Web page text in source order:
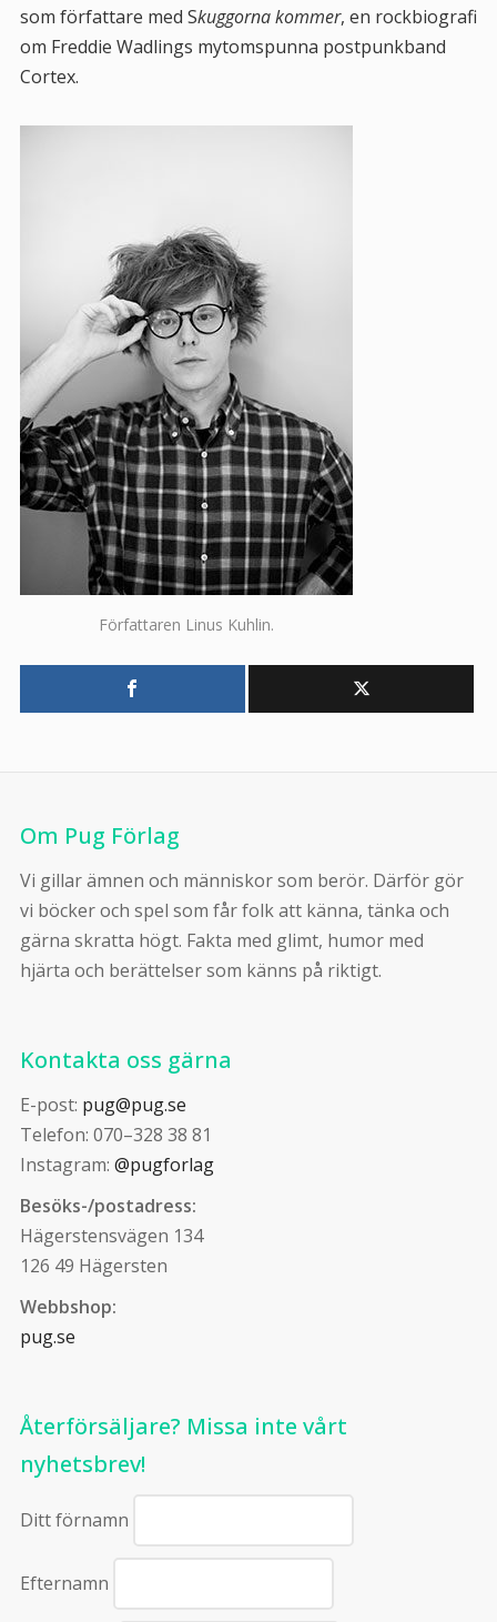
som författare med Skuggorna kommer, en rockbiografi
om Freddie Wadlings mytomspunna postpunkband
Cortex.
Författaren Linus Kuhlin.
Om Pug Förlag
Vi gillar ämnen och människor som berör. Därför gör
vi böcker och spel som får folk att känna, tänka och
gärna skratta högt. Fakta med glimt, humor med
hjärta och berättelser som känns på riktigt.
Kontakta oss gärna
E-post: pug@pug.se
Telefon: 070–328 38 81
Instagram: @pugforlag
Besöks-/postadress:
Hägerstensvägen 134
126 49 Hägersten
Webbshop:
pug.se
Återförsäljare? Missa inte vårt
nyhetsbrev!
Ditt förnamn
Efternamn